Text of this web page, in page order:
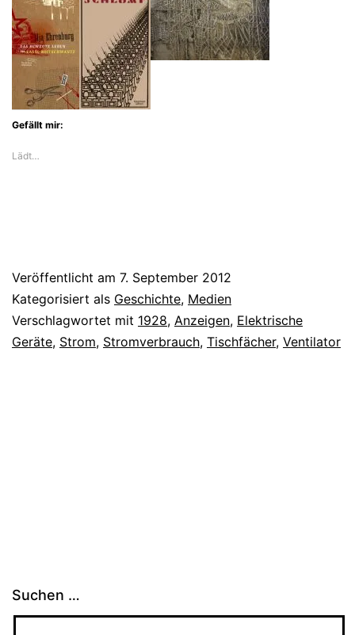
Gefällt mir:
Lädt…
Veröffentlicht am 7. September 2012
Kategorisiert als Geschichte, Medien
Verschlagwortet mit 1928, Anzeigen, Elektrische
Geräte, Strom, Stromverbrauch, Tischfächer, Ventilator
Suchen …